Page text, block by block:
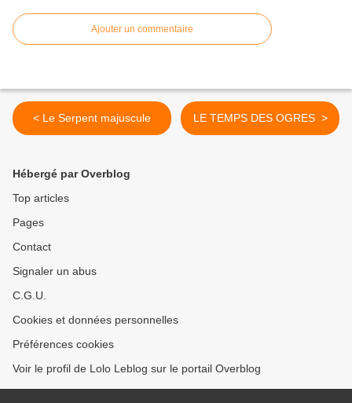
Ajouter un commentaire
< Le Serpent majuscule LE TEMPS DES OGRES >
Hébergé par Overblog
Top articles
Pages
Contact
Signaler un abus
C.G.U.
Cookies et données personnelles
Préférences cookies
Voir le profil de Lolo Leblog sur le portail Overblog